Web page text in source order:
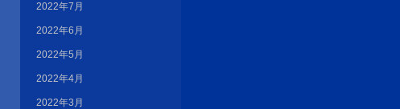
2022年7月
2022年6月
2022年5月
2022年4月
2022年3月